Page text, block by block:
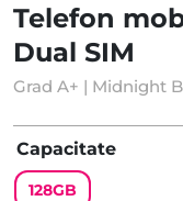
Telefon
Dual SIM
Grad A+ | Midnight
Capacitate
128GB